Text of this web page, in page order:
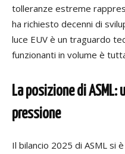
tolleranze estreme
ha richiesto decenni di
luce EUV è un traguardo
funzionanti in volume è
La posizione di
pressione
Il bilancio 2025 di ASML si